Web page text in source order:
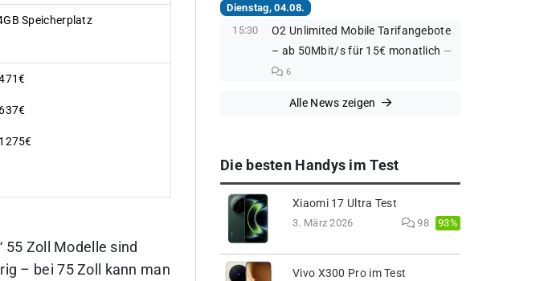
Speicherplatz
55 Zoll Modelle sind
– bei 75 Zoll kann man
Dienstag, 04.08.
15:30
O2 Unlimited Mobile Tarifangebote
– ab 50Mbit/s für 15€ monatlich
6
Alle News zeigen
Die besten Handys im Test
Xiaomi 17 Ultra Test
3. März 2026 98 93%
Vivo X300 Pro im Test